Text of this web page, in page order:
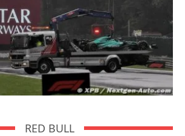
RED BULL